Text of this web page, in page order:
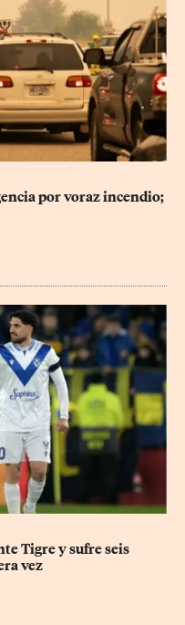
por voraz incendio;
Tigre y sufre seis
vez